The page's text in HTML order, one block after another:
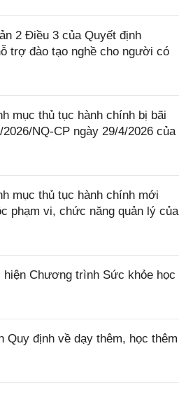
2 Điều 3 của Quyết định
trợ đào tạo nghề cho người có
mục thủ tục hành chính bị bãi
NQ-CP ngày 29/4/2026 của
mục thủ tục hành chính mới
phạm vi, chức năng quản lý của
hiện Chương trình Sức khỏe học
Quy định về dạy thêm, học thêm